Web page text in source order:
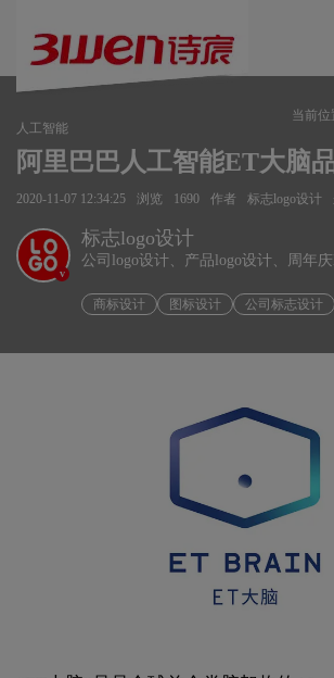
当前位
人工智能
阿里巴巴人工智能ET大脑
2020-11-07 12:34:25 浏览 1690 作者 标志logo设计
v
标志logo设计
公司logo设计、产品logo设计、周年
商标设计 图标设计 公司标志设计